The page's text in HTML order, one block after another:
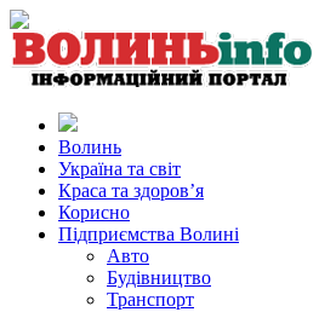
Волинь
Україна та світ
Краса та здоров’я
Корисно
Підприємства Волині
Авто
Будівництво
Транспорт